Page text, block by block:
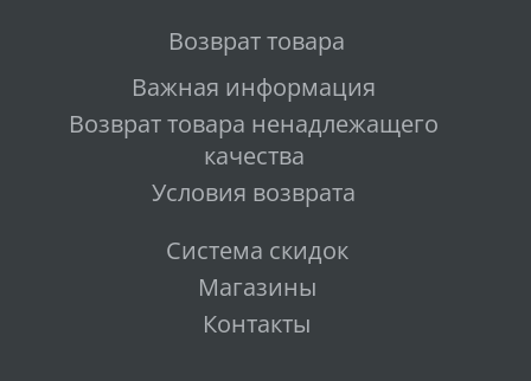
Возврат товара
Важная информация
Возврат товара ненадлежащего
качества
Условия возврата
Система скидок
Магазины
Контакты